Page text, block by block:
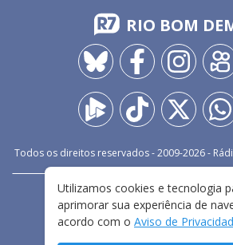
RIO BOM
Todos os direitos reservados - 2009-2026-
FALE CONOSCO
TERMOS E CONDIÇÕES DE
Utilizamos cookies e tecnologia
aprimorar sua experiência de
acordo com o Aviso de